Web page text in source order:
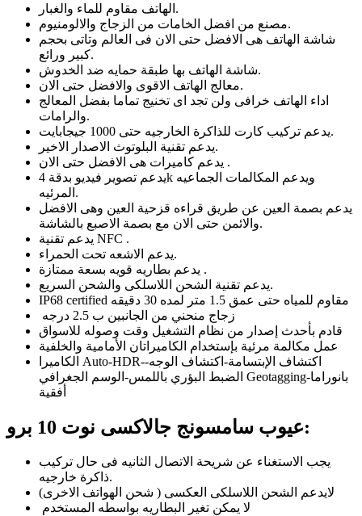
الهاتف مقاوم للماء والغبار.
مصنع من افضل الخامات من الزجاج والالومنيوم.
شاشة الهاتف هى الافضل حتى الان فى العالم وتاتى بحجم
كبير ورائع.
شاشة الهاتف بها طبقة حمايه ضد الخدوش.
معالج الهاتف الاقوى والافضل حتى الان.
اداء الهاتف خرافى ولن تجد اى تخنيج تماما بفضل المعالج
والرامات.
يدعم تركيب كارت للذاكرة الخارجيه حتى 1000 جيجابايت.
يدعم تقنية البلوتوث الاصدار الاخير.
يدعم كاميرات هى الافضل حتى الان .
يدعم تصوير فيديو بدقة 4k ويدعم المكالمات الجماعيه
المرئيه.
يدعم بصمة العين عن طريق قراءه قزحية العين وهى الافضل
والائمن حتى الان مع بصمة الاصبع بالشاشة.
يدعم تقنية NFC .
يدعم الاشعه تحت الحمراء.
يدعم بطاريه قويه بسعة ممتازة .
يدعم تقنية الشحن اللاسلكى والشحن السريع.
IP68 certified مقاوم للمياه حتى عمق 1.5 متر لمده 30 دقيقه
زجاج منحني من الجانبين ب 2.5 درجه
قادم بأحدث إصدار من نظام التشغيل وقت وصوله للاسواق
عمل مكالمة مرئية بإستخدام الكاميراتان الأمامية والخلفية
الكاميرا Auto-HDR-اكتشاف الإبتسامة-اكتشاف الوجه-
الضبط البؤري باللمس-الوسم الجغرافي Geotagging-بانوراما
أفقية
عيوب سامسونج جالاكسى نوت 10 برو:
يجب الاستغناء عن شريحة الاتصال الثانيه فى حال تركيب
ذاكرة خارجيه.
لايدعم الشحن اللاسلكى العكسى ( شحن الهواتف الاخرى)
لا يمكن تغير البطاريه بواسطه المستخدم